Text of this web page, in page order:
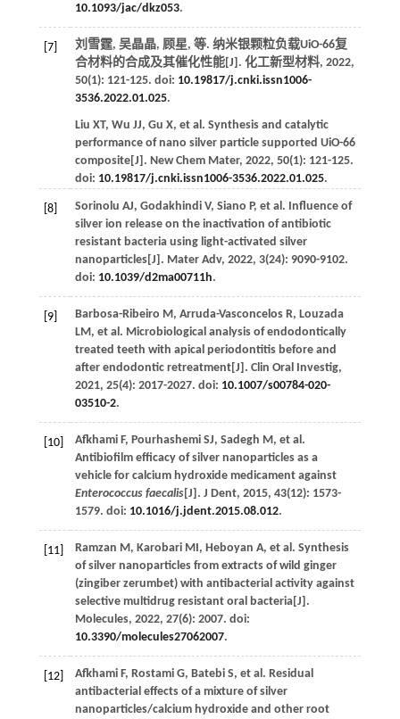
10.1093/jac/dkz053.
[7] 刘雪霆, 吴晶晶, 顾星, 等. 纳米银颗粒负载UiO-66复
合材料的合成及其催化性能[J]. 化工新型材料, 2022,
50(1): 121-125. doi: 10.19817/j.cnki.issn1006-
3536.2022.01.025.
Liu XT, Wu JJ, Gu X, et al. Synthesis and catalytic
performance of nano silver particle supported UiO-66
composite[J]. New Chem Mater, 2022, 50(1): 121-125.
doi: 10.19817/j.cnki.issn1006-3536.2022.01.025.
[8] Sorinolu AJ, Godakhindi V, Siano P, et al. Influence of
silver ion release on the inactivation of antibiotic
resistant bacteria using light-activated silver
nanoparticles[J]. Mater Adv, 2022, 3(24): 9090-9102.
doi: 10.1039/d2ma00711h.
[9] Barbosa-Ribeiro M, Arruda-Vasconcelos R, Louzada
LM, et al. Microbiological analysis of endodontically
treated teeth with apical periodontitis before and
after endodontic retreatment[J]. Clin Oral Investig,
2021, 25(4): 2017-2027. doi: 10.1007/s00784-020-
03510-2.
[10] Afkhami F, Pourhashemi SJ, Sadegh M, et al.
Antibiofilm efficacy of silver nanoparticles as a
vehicle for calcium hydroxide medicament against
Enterococcus faecalis[J]. J Dent, 2015, 43(12): 1573-
1579. doi: 10.1016/j.jdent.2015.08.012.
[11] Ramzan M, Karobari MI, Heboyan A, et al. Synthesis
of silver nanoparticles from extracts of wild ginger
(zingiber zerumbet) with antibacterial activity against
selective multidrug resistant oral bacteria[J].
Molecules, 2022, 27(6): 2007. doi:
10.3390/molecules27062007.
[12] Afkhami F, Rostami G, Batebi S, et al. Residual
antibacterial effects of a mixture of silver
nanoparticles/calcium hydroxide and other root